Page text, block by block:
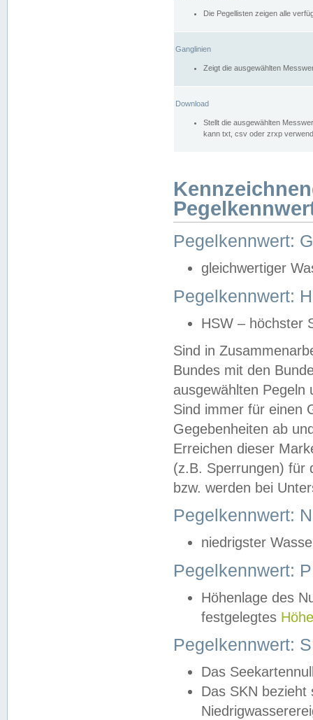
Die Pegellisten zeigen alle
Ganglinien
Zeigt die ausgewählten
Download
Stellt die ausgewählten
kann txt, csv oder zrxp
Pegelkennwert:
gleichwertiger
Pegelkennwert:
HSW – höchster
Sind in
Bundes mit den
ausgewählten
Sind immer für einen
Gegebenheiten ab
Erreichen dieser
(z.B. Sperrungen) für
bzw. werden bei
Pegelkennwert:
niedrigster
Pegelkennwert:
Höhenlage des
festgelegtes
Pegelkennwert:
Das
Das SKN